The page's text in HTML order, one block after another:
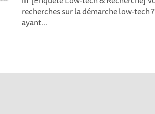
recherches sur la démarche low-tech
ayant...